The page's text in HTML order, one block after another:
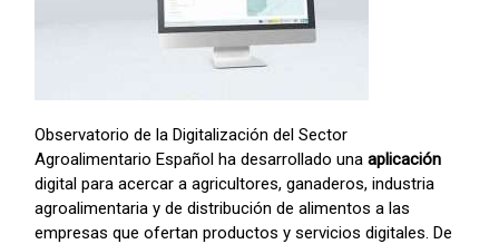
Observatorio de la Digitalización del Sector
Agroalimentario Español ha desarrollado una aplicación
digital para acercar a agricultores, ganaderos, industria
agroalimentaria y de distribución de alimentos a las
empresas que ofertan productos y servicios digitales. De